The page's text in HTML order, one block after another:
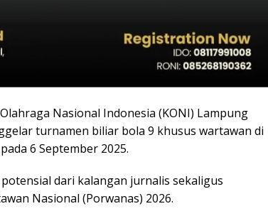
Nasional Indonesia (KONI) Lampung
turnamen biliar bola 9 khusus wartawan di
6 September 2025.
dari kalangan jurnalis sekaligus
Nasional (Porwanas) 2026.